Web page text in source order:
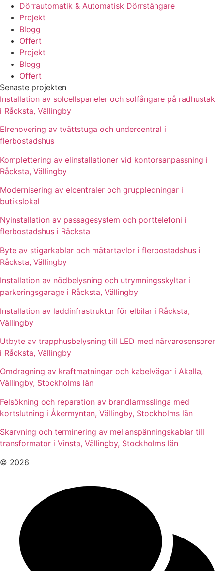
Dörrautomatik & Automatisk Dörrstängare
Projekt
Blogg
Offert
Projekt
Blogg
Offert
Senaste projekten
Installation av solcellspaneler och solfångare på radhustak
i Råcksta, Vällingby
Elrenovering av tvättstuga och undercentral i
flerbostadshus
Komplettering av elinstallationer vid kontorsanpassning i
Råcksta, Vällingby
Modernisering av elcentraler och gruppledningar i
butikslokal
Nyinstallation av passagesystem och porttelefoni i
flerbostadshus i Råcksta
Byte av stigarkablar och mätartavlor i flerbostadshus i
Råcksta, Vällingby
Installation av nödbelysning och utrymningsskyltar i
parkeringsgarage i Råcksta, Vällingby
Installation av laddinfrastruktur för elbilar i Råcksta,
Vällingby
Utbyte av trapphusbelysning till LED med närvarosensorer
i Råcksta, Vällingby
Omdragning av kraftmatningar och kabelvägar i Akalla,
Vällingby, Stockholms län
Felsökning och reparation av brandlarmsslinga med
kortslutning i Åkermyntan, Vällingby, Stockholms län
Skarvning och terminering av mellanspänningskablar till
transformator i Vinsta, Vällingby, Stockholms län
© 2026